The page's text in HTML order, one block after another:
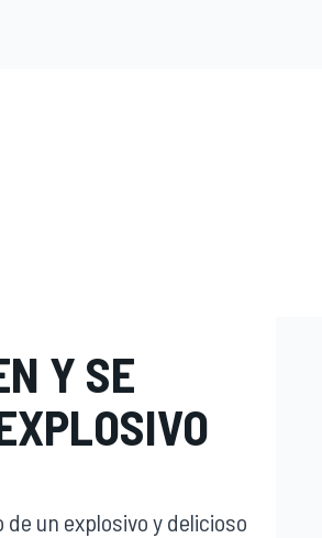
Y SE
un explosivo y delicioso